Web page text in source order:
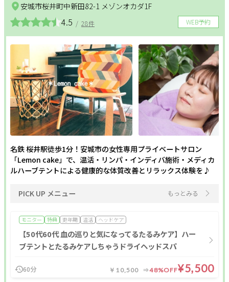
WEB予約
4.5 / 28件
安城市桜井町中新田82-1 メゾンオカダ1F
名鉄 桜井駅徒歩1分！安城市の女性専用プライベートサロン
「Lemon cake」で、温活・リンパ・インディバ施術・メディカ
ルハーブテントによる健康的な体質改善とリラックス体験を♪
PICK UP メニュー もっとみる
モニター 特典 更年期 温活 ヘッドケア
【50代60代 血の巡りと気になってるたるみケア】ハー
ブテントとたるみケアしちゃうドライヘッドスパ
60分 ￥10,500 48%OFF¥5,500